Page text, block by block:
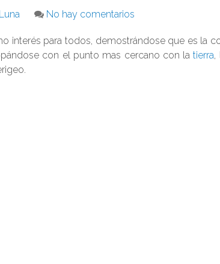
No hay comentarios
interés para todos, demostrándose que es la
con el punto mas cercano con latierra,